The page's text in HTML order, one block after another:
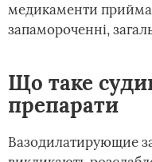
медикаменти
запамороченні,
Що таке
препарати
Вазодилатирующие